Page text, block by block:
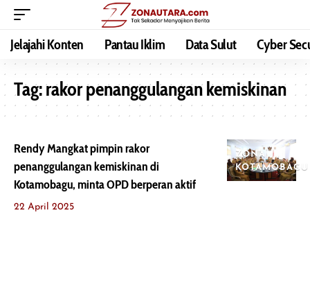
Jelajahi Konten Pantau Iklim Data Sulut Cyber
Tag:rakor penanggulangan kemiskinan
ZONA
KOTAMOBAGU
Rendy Mangkat pimpin rakor
penanggulangan kemiskinan di
Kotamobagu, minta OPD berperan aktif
22 April 2025